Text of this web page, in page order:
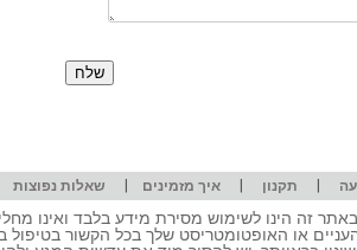
| תקנון |איך מזמינים | שאלות נפוצות
זה הינו לשימוש מסירת מידע בלבד ואינו
או האופטומטריסט שלך בכל הקשור